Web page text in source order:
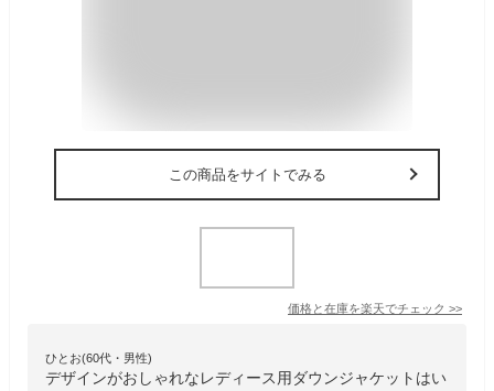
この商品をサイトでみる
価格と在庫を楽天でチェック >>
ひとお(60代・男性)
デザインがおしゃれなレディース用ダウンジャケットはい